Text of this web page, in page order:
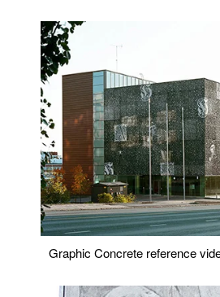
Graphic Concrete reference